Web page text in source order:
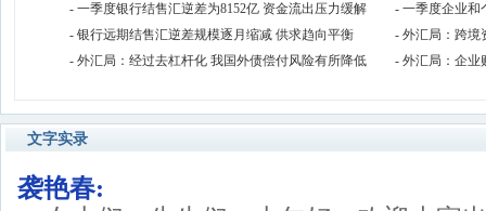
- 一季度银行结售汇逆差为8152亿 资金流出压力缓解 - 一季度企业和
- 银行远期结售汇逆差规模逐月缩减 供求趋向平衡 - 外汇局：跨境
- 外汇局：经过去杠杆化 我国外债偿付风险有所降低 - 外汇局：企业
文字实录
袭艳春: